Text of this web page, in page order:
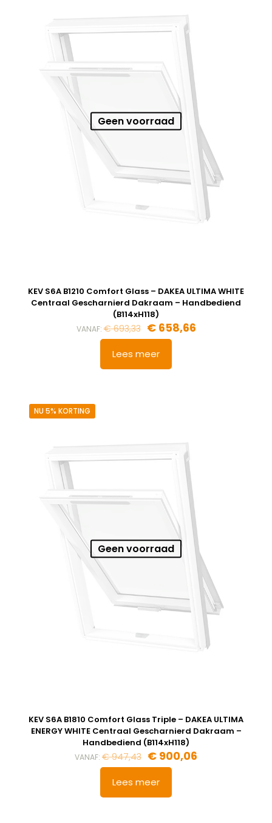
Geen voorraad
KEV S6A B1210 Comfort Glass – DAKEA ULTIMA WHITE
Centraal Gescharnierd Dakraam – Handbediend
(B114xH118)
VANAF:€693,33 €658,66
Lees meer
NU 5% KORTING
Geen voorraad
KEV S6A B1810 Comfort Glass Triple – DAKEA ULTIMA
ENERGY WHITE Centraal Gescharnierd Dakraam –
Handbediend (B114xH118)
VANAF: €947,43 € 900,06
Lees meer